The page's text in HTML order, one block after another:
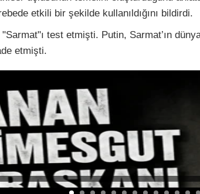
etkili bir şekilde kullanıldığını bildirdi.
test etmişti. Putin, Sarmat’ın
etmişti.